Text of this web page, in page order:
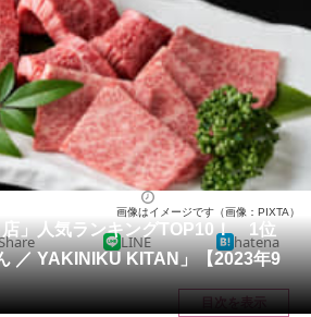
ニュース
クイズ
地域
教育・育児
リサーチ
店」人気ランキングTOP10！ 1位
／ YAKINIKU KITAN」【2023年9
画像はイメージです（画像：PIXTA）
LINE hatena
目次を表示